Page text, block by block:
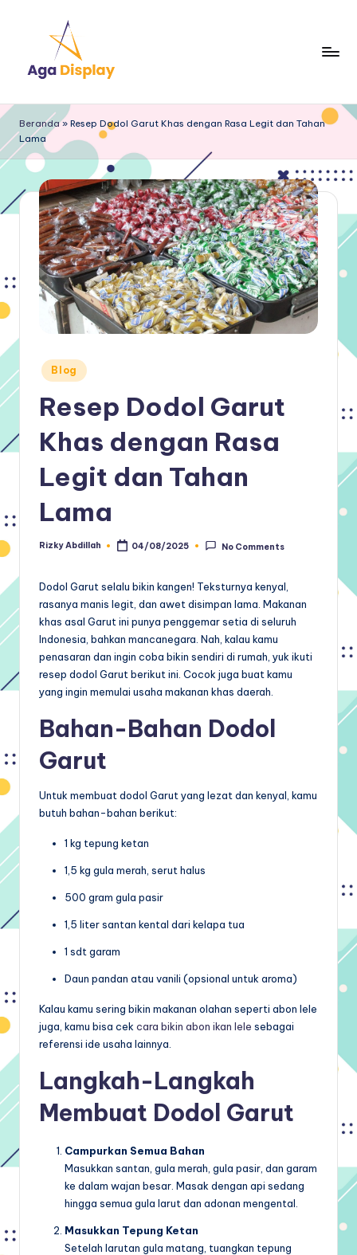
content
Beranda» Resep Dodol Garut Khas dengan Rasa Legit dan Tahan
Lama
Posted
in
Blog
Resep Dodol Garut
Khas dengan Rasa
Legit dan Tahan
Lama
Posted
Rizky Abdillah 04/08/2025 No Comments
Dodol Garut selalu bikin kangen! Teksturnya kenyal,
rasanya manis legit, dan awet disimpan lama. Makanan
khas asal Garut ini punya penggemar setia di seluruh
Indonesia, bahkan mancanegara. Nah, kalau kamu
penasaran dan ingin coba bikin sendiri di rumah, yuk ikuti
resep dodol Garut berikut ini. Cocok juga buat kamu
yang ingin memulai usaha makanan khas daerah.
Bahan-Bahan Dodol
Garut
Untuk membuat dodol Garut yang lezat dan kenyal, kamu
butuh bahan-bahan berikut:
1 kg tepung ketan
1,5 kg gula merah, serut halus
500 gram gula pasir
1,5 liter santan kental dari kelapa tua
1 sdt garam
Daun pandan atau vanili (opsional untuk aroma)
Kalau kamu sering bikin makanan olahan seperti abon lele
juga, kamu bisa cek cara bikin abon ikan lele sebagai
referensi ide usaha lainnya.
Langkah-Langkah
Membuat Dodol Garut
Campurkan Semua Bahan
Masukkan santan, gula merah, gula pasir, dan garam
ke dalam wajan besar. Masak dengan api sedang
hingga semua gula larut dan adonan mengental.
Masukkan Tepung Ketan
Setelah larutan gula matang, tuangkan tepung